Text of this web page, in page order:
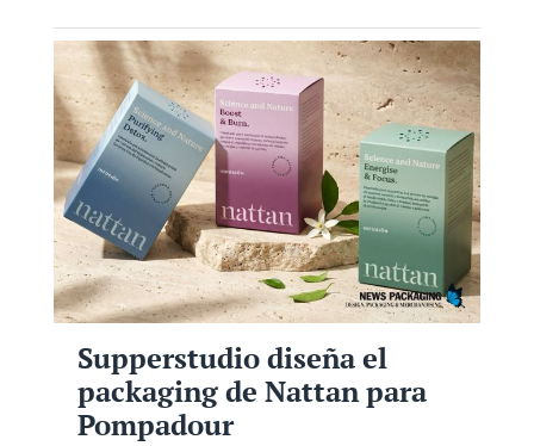
Supperstudio diseña el
packaging de Nattan para
Pompadour